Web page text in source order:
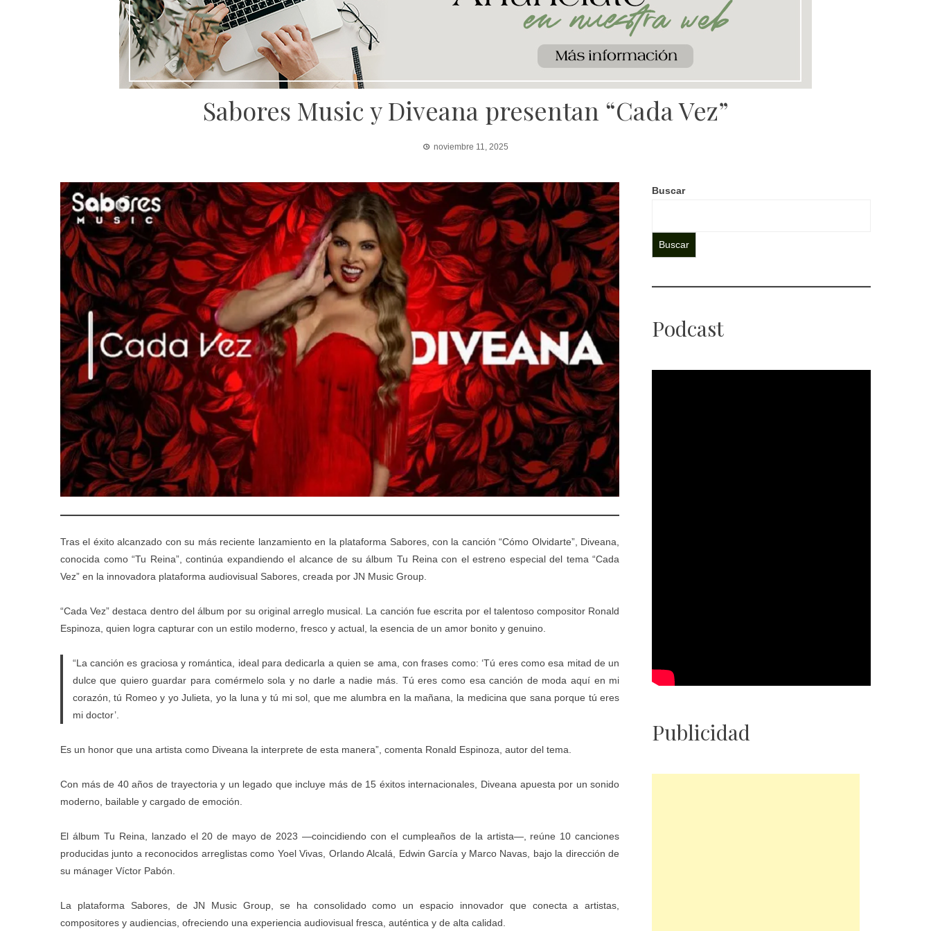
Sabores Music y Diveana presentan “Cada Vez”
noviembre 11, 2025
Tras el éxito alcanzado con su más reciente lanzamiento en la plataforma Sabores, con la canción “Cómo Olvidarte”, Diveana,
conocida como “Tu Reina”, continúa expandiendo el alcance de su álbum Tu Reina con el estreno especial del tema “Cada
Vez” en la innovadora plataforma audiovisual Sabores, creada por JN Music Group.
“Cada Vez” destaca dentro del álbum por su original arreglo musical. La canción fue escrita por el talentoso compositor Ronald
Espinoza, quien logra capturar con un estilo moderno, fresco y actual, la esencia de un amor bonito y genuino.
“La canción es graciosa y romántica, ideal para dedicarla a quien se ama, con frases como: ‘Tú eres como esa mitad de un
dulce que quiero guardar para comérmelo sola y no darle a nadie más. Tú eres como esa canción de moda aquí en mi
corazón, tú Romeo y yo Julieta, yo la luna y tú mi sol, que me alumbra en la mañana, la medicina que sana porque tú eres
mi doctor’.
Es un honor que una artista como Diveana la interprete de esta manera”, comenta Ronald Espinoza, autor del tema.
Con más de 40 años de trayectoria y un legado que incluye más de 15 éxitos internacionales, Diveana apuesta por un sonido
moderno, bailable y cargado de emoción.
El álbum Tu Reina, lanzado el 20 de mayo de 2023 —coincidiendo con el cumpleaños de la artista—, reúne 10 canciones
producidas junto a reconocidos arreglistas como Yoel Vivas, Orlando Alcalá, Edwin García y Marco Navas, bajo la dirección de
su mánager Víctor Pabón.
La plataforma Sabores, de JN Music Group, se ha consolidado como un espacio innovador que conecta a artistas,
compositores y audiencias, ofreciendo una experiencia audiovisual fresca, auténtica y de alta calidad.
Buscar
Buscar
Podcast
Publicidad